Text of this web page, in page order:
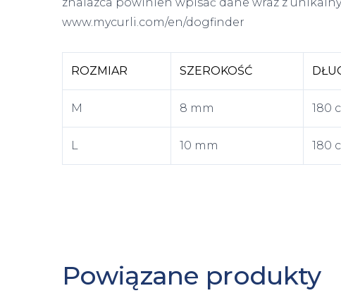
znalazca powinien wpisać dane wraz z
www.mycurli.com/en/dogfinder
ROZMIAR SZEROKOŚĆ
M 8 mm 180
L 10 mm 180
Powiązane produkty